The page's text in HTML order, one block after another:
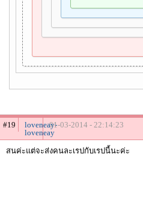
#19
loveneay-
loveneay
01-03-2014 - 22:14:23
สนค่ะแต่จะส่งคนละเรปกับเรปนี้นะค่ะ